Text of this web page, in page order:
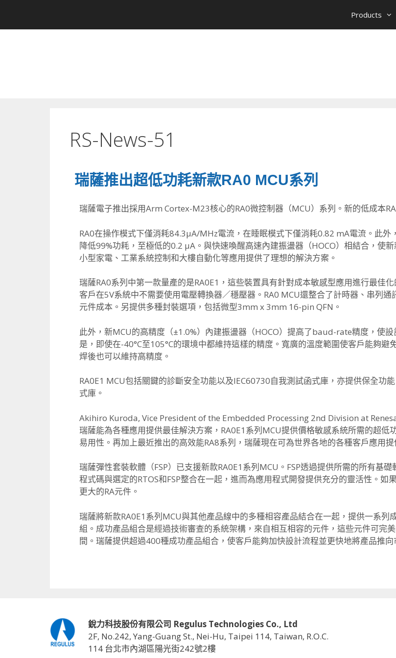
Products
RS-News-51
瑞薩推出超低功耗新款RA0 MCU系列
瑞薩電子推出採用Arm Cortex-M23核心的RA0微控制器（MCU）系列。新的低成本
RA0在操作模式下僅消耗84.3μA/MHz電流，在睡眠模式下僅消耗0.82 mA電流。此
降低99%功耗，至極低的0.2 µA。與快速喚醒高速內建振盪器（HOCO）相結合，使
小型家電、工業系統控制和大樓自動化等應用提供了理想的解決方案。
瑞薩RA0系列中第一款量產的是RA0E1，這些裝置具有針對成本敏感型應用進行最佳
客戶在5V系統中不需要使用電壓轉換器／穩壓器。RA0 MCU還整合了計時器、串列
元件成本。另提供多種封裝選項，包括微型3mm x 3mm 16-pin QFN。
此外，新MCU的高精度（±1.0%）內建振盪器（HOCO）提高了baud-rate精度，使
是，即使在-40°C至105°C的環境中都維持這樣的精度。寬廣的溫度範圍使客戶能夠
焊後也可以維持高精度。
RA0E1 MCU包括關鍵的診斷安全功能以及IEC60730自我測試函式庫，亦提供保全功
式庫。
Akihiro Kuroda, Vice President of the Embedded Processing 2nd Division at
瑞薩能為各種應用提供最佳解決方案，RA0E1系列MCU提供價格敏感系統所需的超
易用性。再加上最近推出的高效能RA8系列，瑞薩現在可為世界各地的各種客戶應用
瑞薩彈性套裝軟體（FSP）已支援新款RA0E1系列MCU。FSP透過提供所需的所有基
程式碼與選定的RTOS和FSP整合在一起，進而為應用程式開發提供充分的靈活性。如
更大的RA元件。
瑞薩將新款RA0E1系列MCU與其他產品線中的多種相容產品結合在一起，提供一系列
組。成功產品組合是經過技術審查的系統架構，來自相互相容的元件，這些元件可完
間。瑞薩提供超過400種成功產品組合，使客戶能夠加快設計流程並更快地將產品推向
銳力科技股份有限公司 Regulus Technologies Co., Ltd
2F, No.242, Yang-Guang St., Nei-Hu, Taipei 114, Taiwan, R.O.C.
114 台北市內湖區陽光街242號2樓